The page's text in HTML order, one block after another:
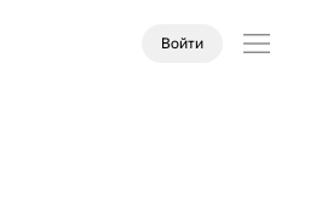
Войти